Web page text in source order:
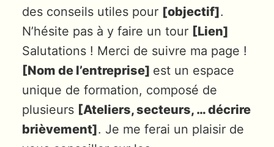
des conseils utiles pour [objectif].
N’hésite pas à y faire un tour [Lien]
Salutations ! Merci de suivre ma page !
[Nom de l’entreprise] est un espace
unique de formation, composé de
plusieurs [Ateliers, secteurs, … décrire
brièvement]. Je me ferai un plaisir de